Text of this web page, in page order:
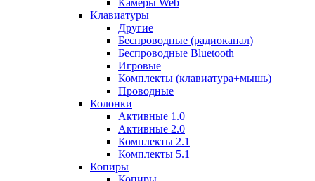
Камеры Web
Клавиатуры
Другие
Беспроводные (радиоканал)
Беспроводные Bluetooth
Игровые
Комплекты (клавиатура+мышь)
Проводные
Колонки
Активные 1.0
Активные 2.0
Комплекты 2.1
Комплекты 5.1
Копиры